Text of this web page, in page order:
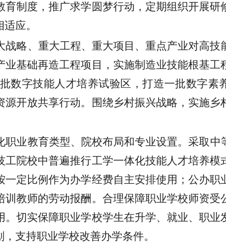
制度，推广求学圆梦行动，定期组织开展研
应。
战略、重大工程、重大项目、重点产业对高技
基础再造工程项目，实施制造业技能根基工
数字技能人才培养试验区，打造一批数字素
开放共享行动。围绕乡村振兴战略，实施乡
职业教育类型、院校布局和专业设置。采取中
院校中普遍推行工学一体化技能人才培养模
定比例作为办学经费自主安排使用；公办职
教师的劳动报酬。合理保障职业学校师资受
切实保障职业学校学生在升学、就业、职业
支持职业学校改善办学条件。